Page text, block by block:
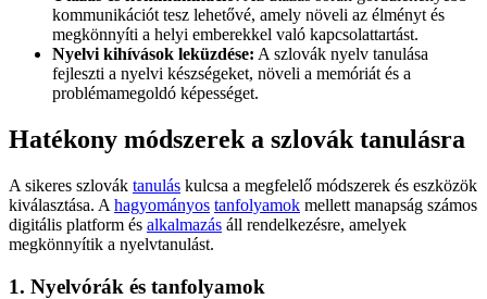
kommunikációt tesz lehetővé, amely növeli az élményt és
megkönnyíti a helyi emberekkel való kapcsolattartást.
Nyelvi kihívások leküzdése: A szlovák nyelv tanulása
fejleszti a nyelvi készségeket, növeli a memóriát és a
problémamegoldó képességet.
Hatékony módszerek a szlovák tanulásra
A sikeres szlovák tanulás kulcsa a megfelelő módszerek és eszközök
kiválasztása. A hagyományos tanfolyamok mellett manapság számos
digitális platform és alkalmazás áll rendelkezésre, amelyek
megkönnyítik a nyelvtanulást.
1. Nyelvórák és tanfolyamok